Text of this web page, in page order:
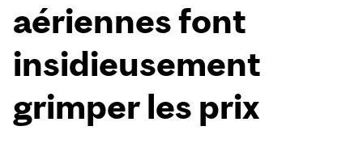
aériennes font
insidieusement
grimper les prix